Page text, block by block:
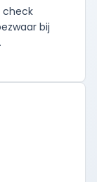
check
bij